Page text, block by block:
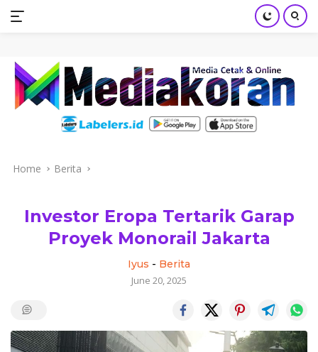
Skip
content
Home Berita
Investor Eropa Tertarik Garap
Proyek Monorail Jakarta
Iyus - Berita
June 20, 2025